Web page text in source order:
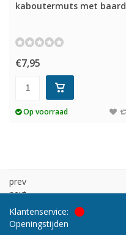
kaboutermuts met baard
€7,95
Op voorraad
prev
next
Klantenservice:
Openingstijden